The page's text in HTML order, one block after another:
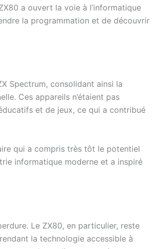
a ouvert la voie à l’informatique
la programmation et de découvrir
Spectrum, consolidant ainsi la
Ces appareils n’étaient pas
et de jeux, ce qui a contribué
qui a compris très tôt le potentiel
informatique moderne et a inspiré
Le ZX80, en particulier, reste
la technologie accessible à